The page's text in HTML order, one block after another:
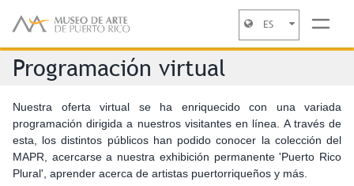
Jump to navigation
ES
Programación virtual
Nuestra oferta virtual se ha enriquecido con una variada
programación dirigida a nuestros visitantes en línea. A través de
esta, los distintos públicos han podido conocer la colección del
MAPR, acercarse a nuestra exhibición permanente 'Puerto Rico
Plural', aprender acerca de artistas puertorriqueños y más.